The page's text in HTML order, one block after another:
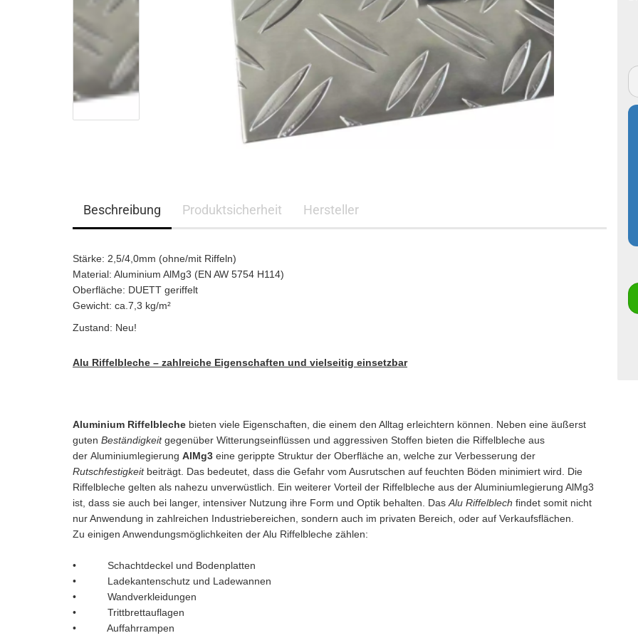
Edelstahl Strukturblech
Stahlblech verzinkt RAL
Edelstahl
Stahl verzinkt Ral
nasslackiert
Stahl verzinkt ohne
Schutzfolie
Edelstahl
Stahl verzinkt glatt RAL
nasslackiert
Stahl verzinkt ohne
Schutzfolie
nasslackiert
Stahl verzinkt ohne
Schutzfolie
Beschreibung Produktsicherheit Hersteller
Stärke: 2,5/4,0mm (ohne/mit Riffeln)
Material: Aluminium AlMg3 (EN AW 5754 H114)
Oberfläche: DUETT geriffelt
Gewicht: ca.7,3 kg/m²
Zustand: Neu!
Alu Riffelbleche – zahlreiche Eigenschaften und vielseitig einsetzbar
Aluminium Riffelbleche bieten viele Eigenschaften, die einem den Alltag erleichtern können. Neben eine äußerst
guten Beständigkeitgegenüber Witterungseinflüssen und aggressiven Stoffen bieten die Riffelbleche aus
der Aluminiumlegierung AlMg3 eine gerippte Struktur der Oberfläche an, welche zur Verbesserung der
Rutschfestigkeit beiträgt. Das bedeutet, dass die Gefahr vom Ausrutschen auf feuchten Böden minimiert wird. Die
Riffelbleche gelten als nahezu unverwüstlich. Ein weiterer Vorteil der Riffelbleche aus der Aluminiumlegierung AlMg3
ist, dass sie auch bei langer, intensiver Nutzung ihre Form und Optik behalten. Das Alu Riffelblech findet somit nicht
nur Anwendung in zahlreichen Industriebereichen, sondern auch im privaten Bereich, oder auf Verkaufsflächen.
Zu einigen Anwendungsmöglichkeiten der Alu Riffelbleche zählen:
• Schachtdeckel und Bodenplatten
• Ladekantenschutz und Ladewannen
• Wandverkleidungen
• Trittbrettauflagen
• Auffahrrampen